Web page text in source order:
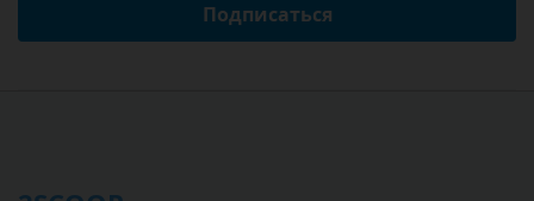
Подписаться